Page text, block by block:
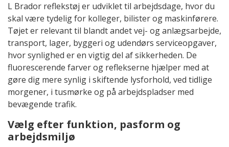
L Brador reflekstøj er udviklet til arbejdsdage, hvor du
skal være tydelig for kolleger, bilister og maskinførere.
Tøjet er relevant til blandt andet vej- og anlægsarbejde,
transport, lager, byggeri og udendørs serviceopgaver,
hvor synlighed er en vigtig del af sikkerheden. De
fluorescerende farver og reflekserne hjælper med at
gøre dig mere synlig i skiftende lysforhold, ved tidlige
morgener, i tusmørke og på arbejdspladser med
bevægende trafik.
Vælg efter funktion, pasform og
arbejdsmiljø